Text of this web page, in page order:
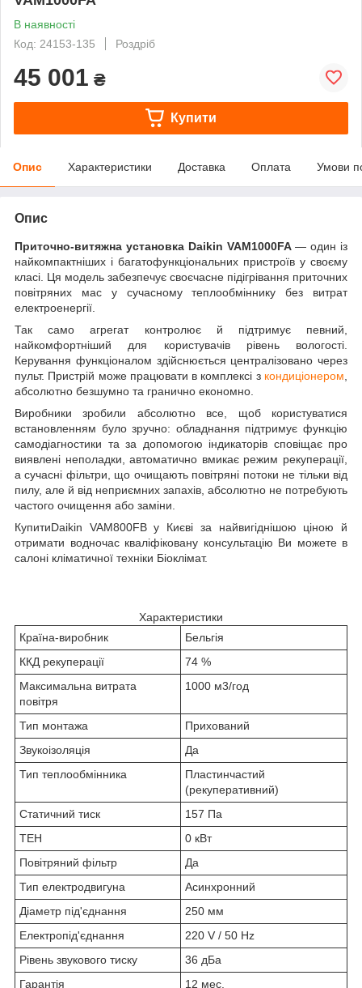
В наявності
Код: 24153-135
Роздріб
45 001 ₴
Купити
Опис Характеристики Доставка Оплата Умови
Опис
Приточно-витяжна установка Daikin VAM1000FA— один із
найкомпактніших і багатофункціональних пристроїв у своєму
класі. Ця модель забезпечує своєчасне підігрівання приточних
повітряних мас у сучасному теплообміннику без витрат
електроенергії.
Так само агрегат контролює й підтримує певний,
найкомфортніший для користувачів рівень вологості.
Керування функціоналом здійснюється централізовано через
пульт. Пристрій може працювати в комплексі з кондиціонером
абсолютно безшумно та гранично економно.
Виробники зробили абсолютно все, щоб користуватися
встановленням було зручно: обладнання підтримує функцію
самодіагностики та за допомогою індикаторів сповіщає про
виявлені неполадки, автоматично вмикає режим рекуперації,
а сучасні фільтри, що очищають повітряні потоки не тільки від
пилу, але й від неприємних запахів, абсолютно не потребують
частого очищення або заміни.
КупитиDaikin VAM800FB у Києві за найвигіднішою ціною й
отримати водночас кваліфіковану консультацію Ви можете в
салоні кліматичної техніки Біоклімат.
Характеристики
Країна-виробник
Бельгія
ККД рекуперації
74 %
Максимальна витрата
повітря
1000 м3/год
Тип монтажа
Прихований
Звукоізоляція
Да
Тип теплообмінника
Пластинчастий
(рекуперативний)
Статичний тиск
157 Па
ТЕН
0 кВт
Повітряний фільтр
Да
Тип електродвигуна
Асинхронний
Діаметр під'єднання
250 мм
Електропід'єднання
220 V / 50 Hz
Рівень звукового тиску
36 дБа
Гарантія
12 мес.